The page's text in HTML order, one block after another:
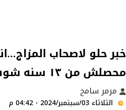
خبر حلو لاصحاب
محصلش من ١٣ سنه شوف ازاى
مرمر سامح
الثلاثاء 03/سبتمبر/2024 - 04:42 م